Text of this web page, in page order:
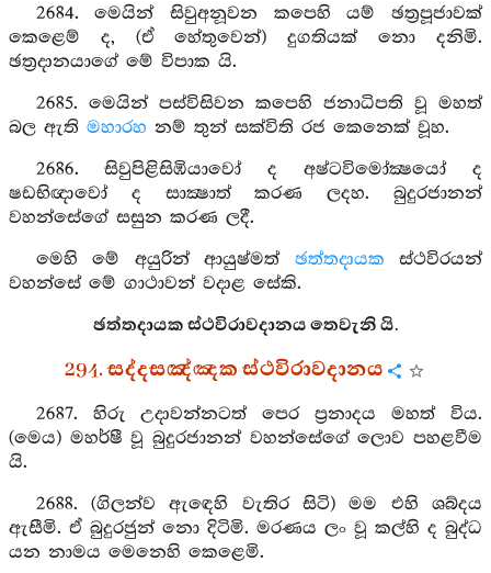
2684. මෙයින් සිවුඅනූවන කපෙහි යම් ඡත්‍රපූජාවක්
කෙළෙම් ද, (ඒ හේතුවෙන්) දුගතියක් නො දනිමි.
ඡත්‍රදානයාගේ මේ විපාක යි.
2685. මෙයින් පස්විසිවන කපෙහි ජනාධිපති වූ මහත්
බල ඇති මහාරහ නම් තුන් සක්විති රජ කෙනෙක් වූහ.
2686. සිවුපිළිසිඹියාවෝ ද අෂ්ටවිමෝක්‍ෂයෝ ද
ෂඩභිඥාවෝ ද සාක්‍ෂාත් කරණ ලදහ. බුදුරජානන්
වහන්සේගේ සසුන කරණ ලදී.
මෙහි මේ අයුරින් ආයුෂ්මත් ඡත්තදායක ස්ථවිරයන්
වහන්සේ මේ ගාථාවන් වදාළ සේකි.
ඡත්තදායක ස්ථවිරාවදානය තෙවැනි යි.
294. සද්දසඤ්ඤක ස්ථවිරාවදානය
2687. හිරු උදාවන්නටත් පෙර ප්‍රනාදය මහත් විය.
(මෙය) මහර්ෂී වූ බුදුරජානන් වහන්සේගේ ලොව පහළවීම
යි.
2688. (ගිලන්ව ඇඳෙහි වැතිර සිටි) මම එහි ශබ්දය
ඇසීමි. ඒ බුදුරජුන් නො දිටිමි. මරණය ලං වූ කල්හි ද බුද්ධ
යන නාමය මෙනෙහි කෙළෙමි.